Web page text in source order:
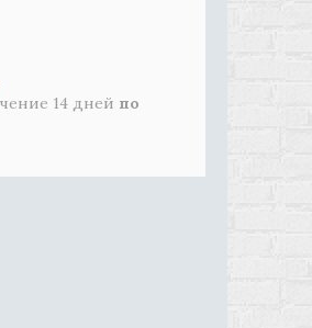
14 дней по